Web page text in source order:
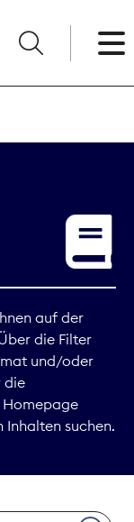
auf der
die Filter
und/oder
die
suchen.